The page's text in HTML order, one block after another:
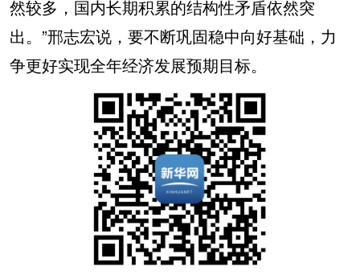
然较多，国内长期积累的结构性矛盾依然突
出。”邢志宏说，要不断巩固稳中向好基础，力
争更好实现全年经济发展预期目标。